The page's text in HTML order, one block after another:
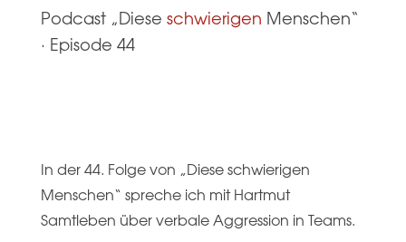
Podcast „Diese schwierigen Menschen“
· Episode 44
In der 44. Folge von „Diese schwierigen
Menschen“ spreche ich mit Hartmut
Samtleben über verbale Aggression in Teams.